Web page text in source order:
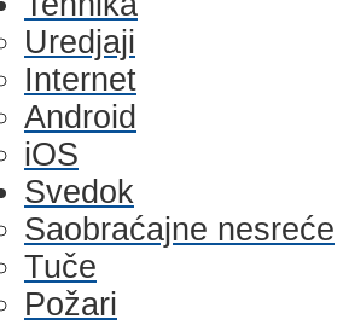
Uredjaji
Internet
Android
iOS
Svedok
Saobraćajne nesreće
Tuče
Požari